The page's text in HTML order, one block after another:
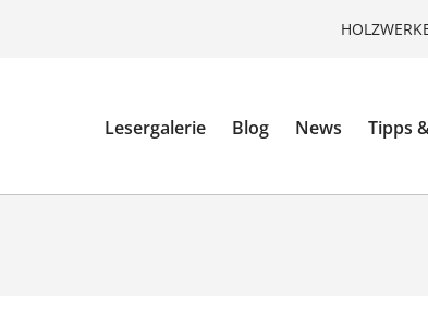
Lesergalerie Blog News Tipps